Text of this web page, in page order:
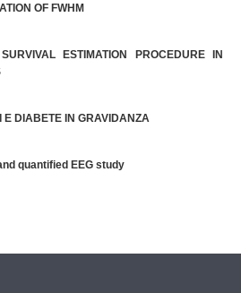
OF FWHM
ESTIMATION PROCEDURE IN
DIABETE IN GRAVIDANZA
quantified EEG study